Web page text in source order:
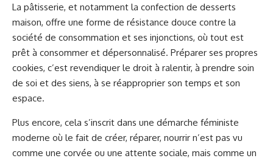
La pâtisserie, et notamment la confection de desserts
maison, offre une forme de résistance douce contre la
société de consommation et ses injonctions, où tout est
prêt à consommer et dépersonnalisé. Préparer ses propres
cookies, c’est revendiquer le droit à ralentir, à prendre soin
de soi et des siens, à se réapproprier son temps et son
espace.
Plus encore, cela s’inscrit dans une démarche féministe
moderne où le fait de créer, réparer, nourrir n’est pas vu
comme une corvée ou une attente sociale, mais comme un